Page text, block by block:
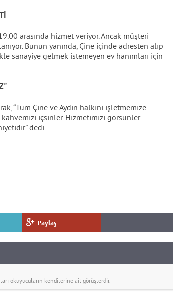
arasında hizmet veriyor. Ancak müşteri
Bunun yanında, Çine içinde adresten alıp
sanayiye gelmek istemeyen ev hanımları için
“Tüm Çine ve Aydın halkını işletmemize
kahvemizi içsinler. Hizmetimizi görsünler.
dedi.
Paylaş
okuyucuların kendilerine ait görüşlerdir.